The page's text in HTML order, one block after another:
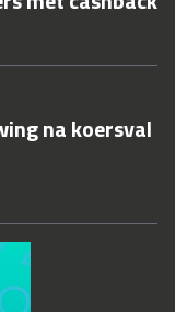
na koersval